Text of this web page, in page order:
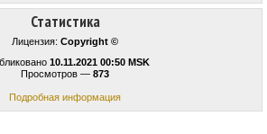
Статистика
Лицензия: Copyright ©
10.11.2021 00:50 MSK
Просмотров — 873
Подробная информация